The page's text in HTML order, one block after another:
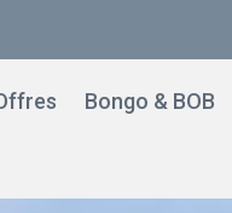
Bongo & BOB